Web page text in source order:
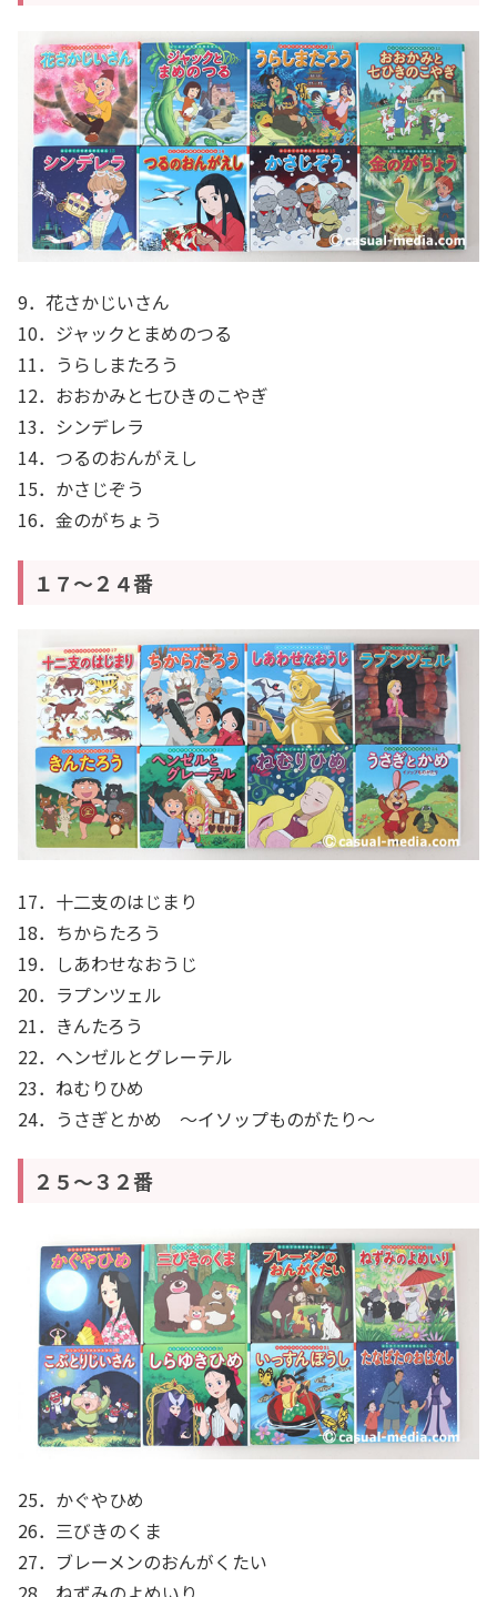
9．花さかじいさん
10．ジャックとまめのつる
11．うらしまたろう
12．おおかみと七ひきのこやぎ
13．シンデレラ
14．つるのおんがえし
15．かさじぞう
16．金のがちょう
１７～２４番
17．十二支のはじまり
18．ちからたろう
19．しあわせなおうじ
20．ラプンツェル
21．きんたろう
22．ヘンゼルとグレーテル
23．ねむりひめ
24．うさぎとかめ ～イソップものがたり～
２５～３２番
25．かぐやひめ
26．三びきのくま
27．ブレーメンのおんがくたい